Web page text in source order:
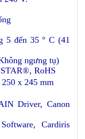
5 đến 35 ° C (41
ngưng tụ)
RoHS
x 245 mm
Driver, Canon
Cardiris